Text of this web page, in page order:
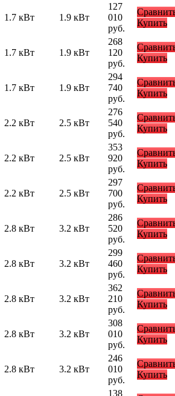
1.7 кВт 1.9 кВт
127
010
руб.
Купить
1.7 кВт 1.9 кВт
268
120
руб.
Купить
1.7 кВт 1.9 кВт
294
740
руб.
Купить
2.2 кВт 2.5 кВт
276
540
руб.
Купить
2.2 кВт 2.5 кВт
353
920
руб.
Купить
2.2 кВт 2.5 кВт
297
700
руб.
Купить
2.8 кВт 3.2 кВт
286
520
руб.
Купить
2.8 кВт 3.2 кВт
299
460
руб.
Купить
2.8 кВт 3.2 кВт
362
210
руб.
Купить
2.8 кВт 3.2 кВт
308
010
руб.
Купить
2.8 кВт 3.2 кВт
246
010
руб.
Купить
138